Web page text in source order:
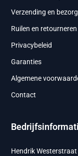
Verzending en
Ruilen en retourneren
Privacybeleid
Garanties
Algemene
Contact
Hendrik